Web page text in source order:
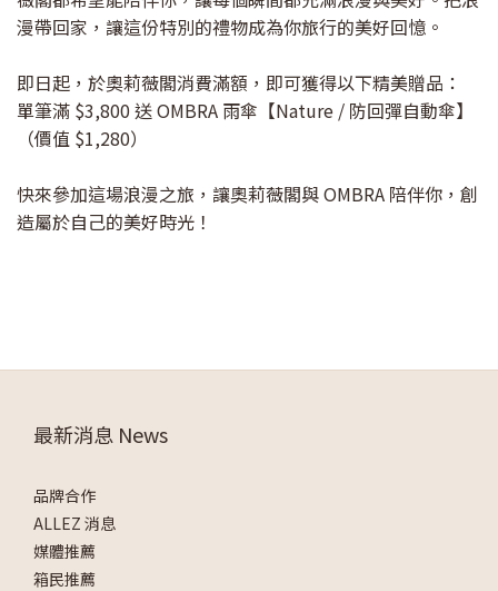
漫帶回家，讓這份特別的禮物成為你旅行的美好回憶。
即日起，於奧莉薇閣消費滿額，即可獲得以下精美贈品：
單筆滿 $3,800 送 OMBRA 雨傘【Nature / 防回彈自動傘】
（價值 $1,280）
快來參加這場浪漫之旅，讓奧莉薇閣與 OMBRA 陪伴你，創
造屬於自己的美好時光！
最新消息 News
品牌合作
ALLEZ 消息
媒體推薦
箱民推薦